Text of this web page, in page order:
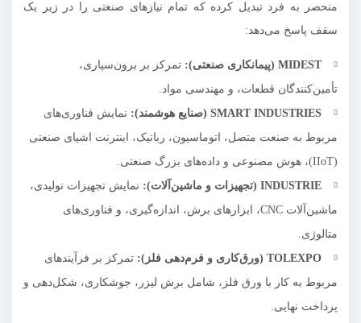
منحصر به فرد تبدیل کرده که تمام نیازهای صنعتی را در زیر یک
سقف پاسخ می‌دهد:
MIDEST (پیمانکاری صنعتی): تمرکز بر برون‌سپاری،
تأمین‌کنندگان قطعات، و مهندسی مواد.
SMART INDUSTRIES (صنایع هوشمند): نمایش فناوری‌های
مربوط به صنعت متصل، اتوماسیون، رباتیک، اینترنت اشیای صنعتی
(IIoT)، هوش مصنوعی و داده‌های بزرگ صنعتی.
INDUSTRIE (تجهیزات و ماشین‌آلات): نمایش تجهیزات تولیدی،
ماشین‌آلات CNC، ابزارهای برش، اندازه‌گیری، و فناوری‌های
متالوژی.
TOLEXPO (ورق‌کاری و فرم‌دهی فلز): تمرکز بر فرآیندهای
مربوط به کار با ورق فلز، شامل برش لیزر، جوشکاری، شکل‌دهی و
پرداخت نهایی.